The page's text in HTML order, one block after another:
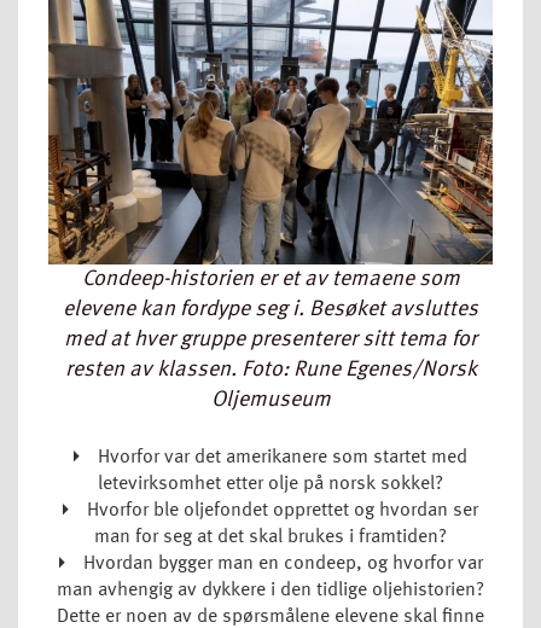
Condeep-historien er et av temaene som
elevene kan fordype seg i. Besøket avsluttes
med at hver gruppe presenterer sitt tema for
resten av klassen. Foto: Rune Egenes/Norsk
Oljemuseum
Hvorfor var det amerikanere som startet med
letevirksomhet etter olje på norsk sokkel?
Hvorfor ble oljefondet opprettet og hvordan ser
man for seg at det skal brukes i framtiden?
Hvordan bygger man en condeep, og hvorfor var
man avhengig av dykkere i den tidlige oljehistorien?
Dette er noen av de spørsmålene elevene skal finne